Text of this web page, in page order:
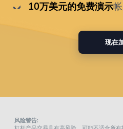
10万美元的免费演示
现在
风险警告: